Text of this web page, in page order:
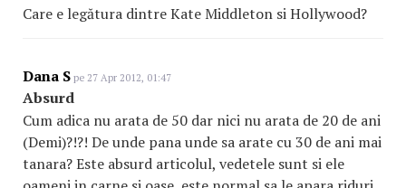
Care e legătura dintre Kate Middleton si Hollywood?
Dana S pe 27 Apr 2012, 01:47
Absurd
Cum adica nu arata de 50 dar nici nu arata de 20 de ani
(Demi)?!?! De unde pana unde sa arate cu 30 de ani mai
tanara? Este absurd articolul, vedetele sunt si ele